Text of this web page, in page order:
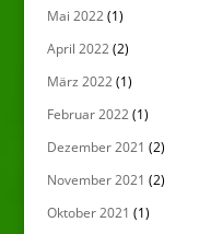
Mai 2022(1)
April 2022(2)
März 2022(1)
Februar 2022(1)
Dezember 2021 (2)
November 2021 (2)
Oktober 2021 (1)